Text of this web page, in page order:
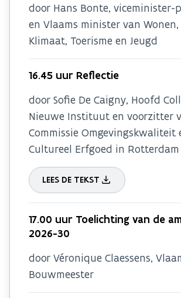
door Hans Bonte, viceminister-
en Vlaams minister van Wonen,
Klimaat, Toerisme en Jeugd
16.45 uur Reflectie
door Sofie De Caigny, Hoofd
Nieuwe Instituut en voorzitter
Commissie Omgevingskwaliteit
Cultureel Erfgoed in Rotterdam
LEES DE TEKST
17.00 uur Toelichting van de
2026-30
door Véronique Claessens,
Bouwmeester